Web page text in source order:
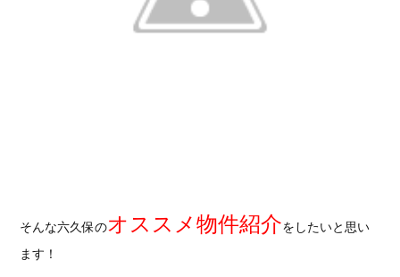
そんな六久保のオススメ物件紹介をしたいと思い
ます！